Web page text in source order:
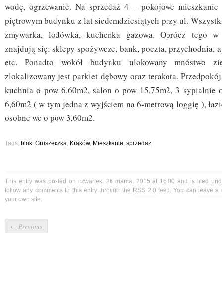
wodę, ogrzewanie. Na sprzedaż 4 – pokojowe
piętrowym budynku z lat siedemdziesiątych przy ul.
zmywarka, lodówka, kuchenka gazowa. Oprócz tego
znajdują się: sklepy spożywcze, bank, poczta, przychodnia,
etc. Ponadto wokół budynku ulokowany mnóstwo
zlokalizowany jest parkiet dębowy oraz terakota.
kuchnia o pow 6,60m2, salon o pow 15,75m2, 3 sypialnie
6,60m2 ( w tym jedna z wyjściem na 6-metrową loggię ),
osobne wc o pow 3,60m2.
Tags: blok, Gruszeczka, Kraków, Mieszkanie, sprzedaż
This entry was posted on czwartek, 26 marca, 2015 at 16:00 and is filed
follow any comments to this entry through the RSS 2.0 feed. You can leave a
your own site.
← Previous